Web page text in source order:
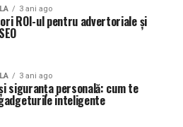
3 ani ago
ROI-ul pentru advertoriale și
3 ani ago
siguranța personală: cum te
inteligente